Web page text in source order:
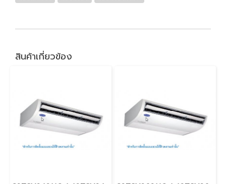
สินค้าเกี่ยวข้อง